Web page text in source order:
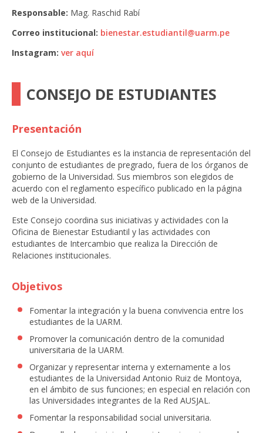
Responsable: Mag. Raschid Rabí
Correo institucional: bienestar.estudiantil@uarm.pe
Instagram: ver aquí
CONSEJO DE ESTUDIANTES
Presentación
El Consejo de Estudiantes es la instancia de representación del
conjunto de estudiantes de pregrado, fuera de los órganos de
gobierno de la Universidad. Sus miembros son elegidos de
acuerdo con el reglamento específico publicado en la página
web de la Universidad.
Este Consejo coordina sus iniciativas y actividades con la
Oficina de Bienestar Estudiantil y las actividades con
estudiantes de Intercambio que realiza la Dirección de
Relaciones institucionales.
Objetivos
Fomentar la integración y la buena convivencia entre los
estudiantes de la UARM.
Promover la comunicación dentro de la comunidad
universitaria de la UARM.
Organizar y representar interna y externamente a los
estudiantes de la Universidad Antonio Ruiz de Montoya,
en el ámbito de sus funciones; en especial en relación con
las Universidades integrantes de la Red AUSJAL.
Fomentar la responsabilidad social universitaria.